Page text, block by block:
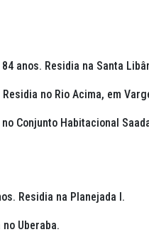
anos. Residia na Santa
no Rio Acima, em
Conjunto Habitacional
Residia na Planejada I.
Uberaba.